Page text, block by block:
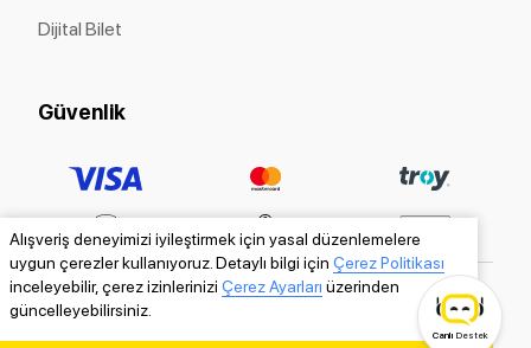
Alışveriş deneyimizi iyileştirmek için yasal düzenlemelere
uygun çerezler kullanıyoruz. Detaylı bilgi için Çerez Politikası
inceleyebilir, çerez izinlerinizi Çerez Ayarları üzerinden
güncelleyebilirsiniz.
Dijital Bilet
Güvenlik
Canlı Destek